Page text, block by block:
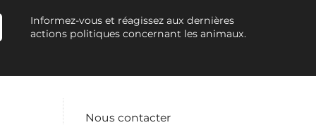
Informez-vous et réagissez aux dernières
actions politiques concernant les animaux.
Nous contacter